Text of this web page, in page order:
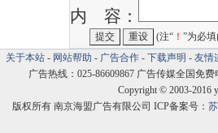
内 容：
(注“ ！ ”为必
关于本站 - 网站帮助 - 广告合作 - 下载声明 - 友情
广告热线：025-86609867 广告传媒全国免费
Copyright © 2003-2016
版权所有 南京海盟广告有限公司 ICP备案号：